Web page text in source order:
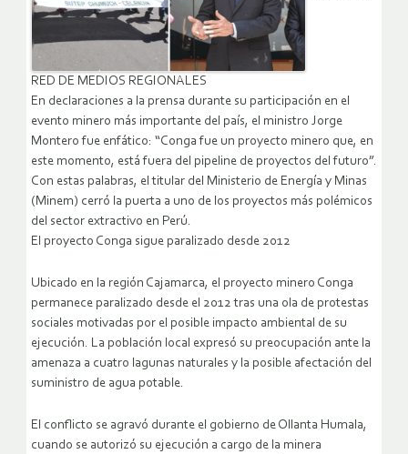
RED DE MEDIOS REGIONALES
En declaraciones a la prensa durante su participación en el
evento minero más importante del país, el ministro Jorge
Montero fue enfático: “Conga fue un proyecto minero que, en
este momento, está fuera del pipeline de proyectos del futuro”.
Con estas palabras, el titular del Ministerio de Energía y Minas
(Minem) cerró la puerta a uno de los proyectos más polémicos
del sector extractivo en Perú.
El proyecto Conga sigue paralizado desde 2012
Ubicado en la región Cajamarca, el proyecto minero Conga
permanece paralizado desde el 2012 tras una ola de protestas
sociales motivadas por el posible impacto ambiental de su
ejecución. La población local expresó su preocupación ante la
amenaza a cuatro lagunas naturales y la posible afectación del
suministro de agua potable.
El conflicto se agravó durante el gobierno de Ollanta Humala,
cuando se autorizó su ejecución a cargo de la minera